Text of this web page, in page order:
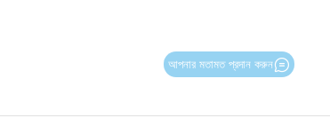
আপনার মতামত প্রদান করুন